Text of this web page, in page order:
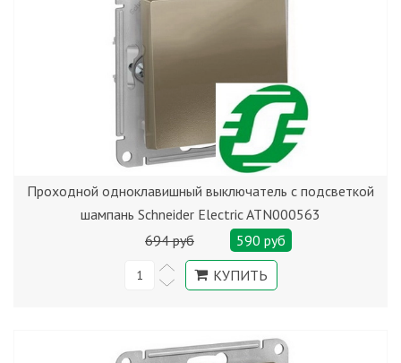
Проходной одноклавишный выключатель с подсветкой
шампань Schneider Electric ATN000563
694 руб
590 руб